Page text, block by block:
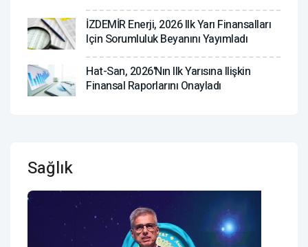
İZDEMİR Enerji, 2026 Ilk Yarı Finansalları
Için Sorumluluk Beyanını Yayımladı
Hat-San, 2026'nın Ilk Yarısına Ilişkin
Finansal Raporlarını Onayladı
Sağlık